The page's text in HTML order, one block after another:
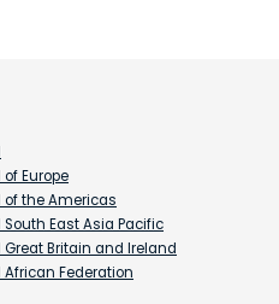
Europe
the Americas
East Asia Pacific
Britain and Ireland
Federation